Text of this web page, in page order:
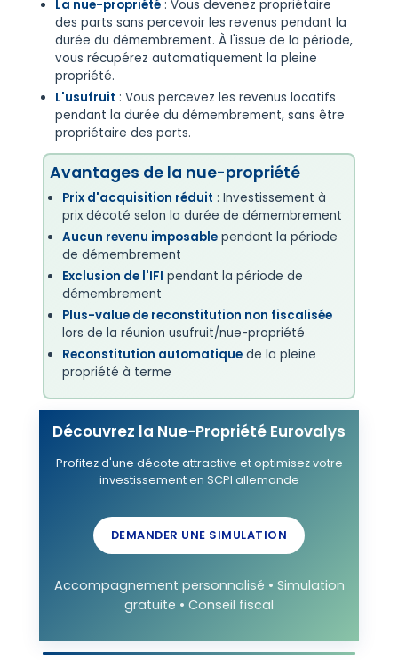
La nue-propriété : Vous devenez propriétaire
des parts sans percevoir les revenus pendant la
durée du démembrement. À l'issue de la période,
vous récupérez automatiquement la pleine
propriété.
L'usufruit : Vous percevez les revenus locatifs
pendant la durée du démembrement, sans être
propriétaire des parts.
Avantages de la nue-propriété
Prix d'acquisition réduit : Investissement à
prix décoté selon la durée de démembrement
Aucun revenu imposable pendant la période
de démembrement
Exclusion de l'IFI pendant la période de
démembrement
Plus-value de reconstitution non fiscalisée
lors de la réunion usufruit/nue-propriété
Reconstitution automatique de la pleine
propriété à terme
Découvrez la Nue-Propriété Eurovalys
Profitez d'une décote attractive et optimisez votre
investissement en SCPI allemande
DEMANDER UNE SIMULATION
Accompagnement personnalisé • Simulation
gratuite • Conseil fiscal